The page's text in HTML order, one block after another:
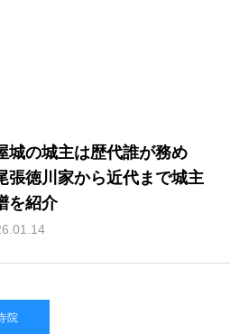
城の城主は歴代誰が務め
張徳川家から近代まで城主
を紹介
院